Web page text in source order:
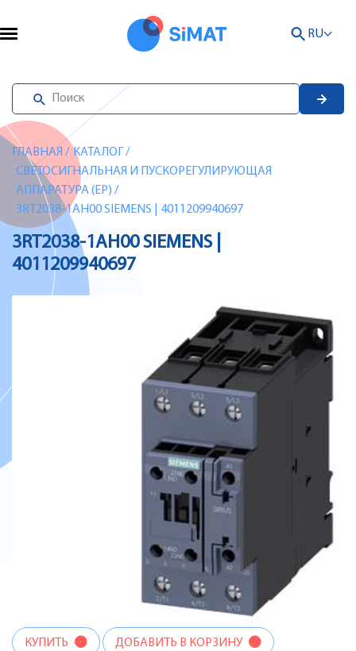
RU
ГЛАВНАЯ / КАТАЛОГ /
СВЕТОСИГНАЛЬНАЯ И ПУСКОРЕГУЛИРУЮЩАЯ
АППАРАТУРА (EP) /
3RT2038-1AH00 SIEMENS | 4011209940697
3RT2038-1AH00 SIEMENS |
4011209940697
КУПИТЬ ДОБАВИТЬ В КОРЗИНУ